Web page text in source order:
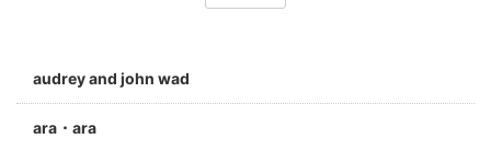
audrey and john wad
ara・ara